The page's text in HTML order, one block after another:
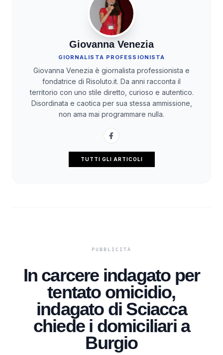
Giovanna Venezia
GIORNALISTA PROFESSIONISTA
Giovanna Venezia è giornalista professionista e
fondatrice di Risoluto.it. Da anni racconta il
territorio con uno stile diretto, curioso e autentico.
Disordinata e caotica per sua stessa ammissione,
non ama mai programmare nulla.
TUTTI GLI ARTICOLI
In carcere indagato per
tentato omicidio,
indagato di Sciacca
chiede i domiciliari a
Burgio